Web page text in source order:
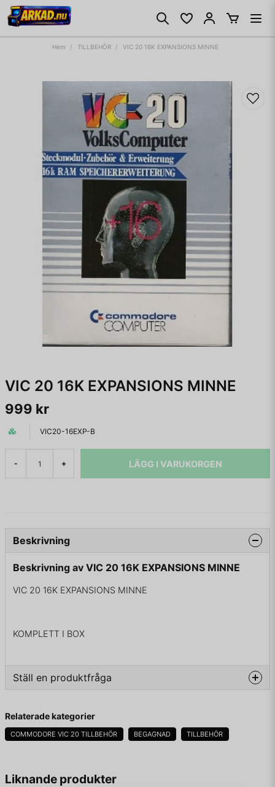
Hem TILLBEHÖR VIC 20 16K EXPANSIONS MINNE
VIC 20 16K EXPANSIONS MINNE
999 kr
VIC20-16EXP-B
- + LÄGG I VARUKORGEN
Liknande produkter
Beskrivning
Beskrivning av VIC 20 16K EXPANSIONS MINNE
VIC 20 16K EXPANSIONS MINNE
KOMPLETT I BOX
Ställ en produktfråga
Fråga oss något om denna produkten...
Namn
Relaterade kategorier
COMMODORE VIC 20 TILLBEHÖR BEGAGNAD TILLBEHÖR